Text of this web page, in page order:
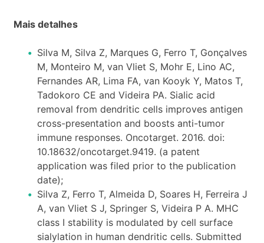
Mais detalhes
Silva M, Silva Z, Marques G, Ferro T, Gonçalves
M, Monteiro M, van Vliet S, Mohr E, Lino AC,
Fernandes AR, Lima FA, van Kooyk Y, Matos T,
Tadokoro CE and Videira PA. Sialic acid
removal from dendritic cells improves antigen
cross-presentation and boosts anti-tumor
immune responses. Oncotarget. 2016. doi:
10.18632/oncotarget.9419. (a patent
application was filed prior to the publication
date);
Silva Z, Ferro T, Almeida D, Soares H, Ferreira J
A, van Vliet S J, Springer S, Videira P A. MHC
class I stability is modulated by cell surface
sialylation in human dendritic cells. Submitted